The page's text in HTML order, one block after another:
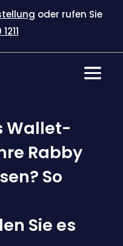
oder rufen Sie
Wallet-
Rabby
So
Sie es